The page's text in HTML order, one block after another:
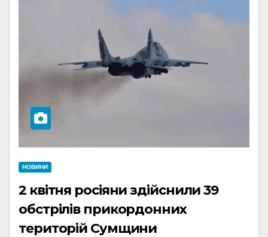
НОВИНИ
2 квітня росіяни здійснили 39
обстрілів прикордонних
територій Сумщини